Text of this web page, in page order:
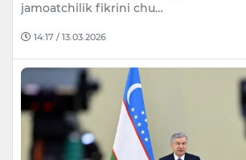
jamoatchilik fikrini chu…
14:17 / 13.03.2026